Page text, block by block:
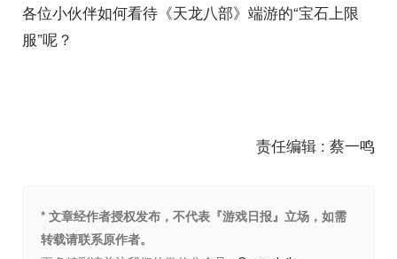
各位小伙伴如何看待《天龙八部》端游的“宝石上限
服”呢？
责任编辑 : 蔡一鸣
* 文章经作者授权发布，不代表『游戏日报』立场，如需
转载请联系原作者。